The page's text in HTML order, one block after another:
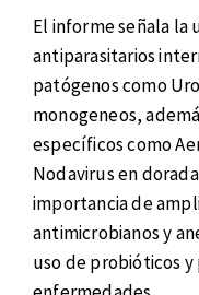
El informe señala la
antiparasitarios
patógenos como
monogeneos,
específicos como
Nodavirus en
importancia de
antimicrobianos y
uso de probióticos